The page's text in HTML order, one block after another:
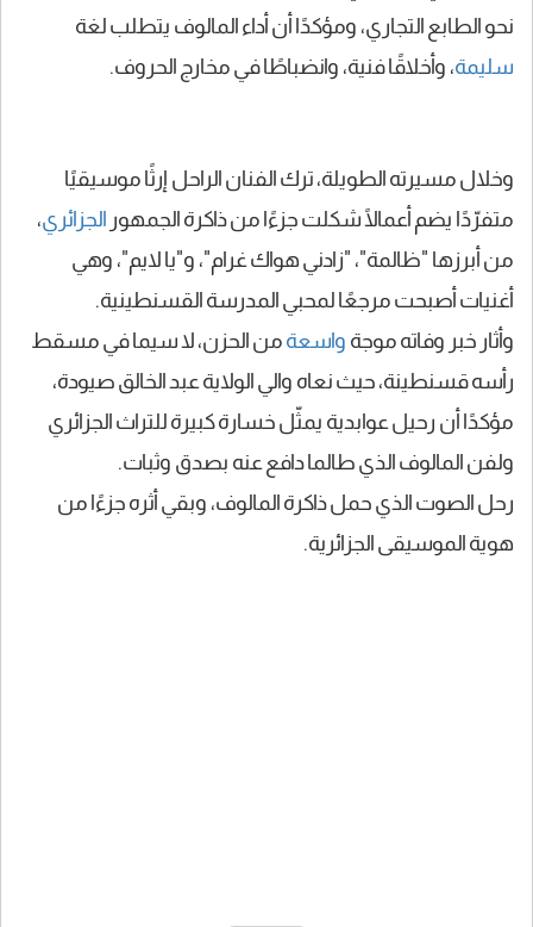
نحو الطابع التجاري، ومؤكدًا أن أداء المالوف يتطلب لغة
سليمة، وأخلاقًا فنية، وانضباطًا في مخارج الحروف.
وخلال مسيرته الطويلة، ترك الفنان الراحل إرثًا موسيقيًا
متفرّدًا يضم أعمالًا شكلت جزءًا من ذاكرة الجمهور الجزائري،
من أبرزها "ظالمة"، "زادني هواك غرام"، و"يا لايم"، وهي
أغنيات أصبحت مرجعًا لمحبي المدرسة القسنطينية.
وأثار خبر وفاته موجة واسعة من الحزن، لا سيما في مسقط
رأسه قسنطينة، حيث نعاه والي الولاية عبد الخالق صيودة،
مؤكدًا أن رحيل عوابدية يمثّل خسارة كبيرة للتراث الجزائري
ولفن المالوف الذي طالما دافع عنه بصدق وثبات.
رحل الصوت الذي حمل ذاكرة المالوف، وبقي أثره جزءًا من
هوية الموسيقى الجزائرية.